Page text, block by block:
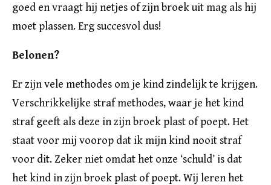
goed en vraagt hij netjes of zijn broek uit mag als hij
moet plassen. Erg succesvol dus!
Belonen?
Er zijn vele methodes om je kind zindelijk te krijgen.
Verschrikkelijke straf methodes, waar je het kind
straf geeft als deze in zijn broek plast of poept. Het
staat voor mij voorop dat ik mijn kind nooit straf
voor dit. Zeker niet omdat het onze ‘schuld’ is dat
het kind in zijn broek plast of poept. Wij leren het